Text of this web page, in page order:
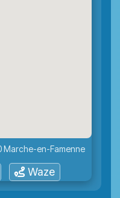
Marche-en-Famenne
Waze